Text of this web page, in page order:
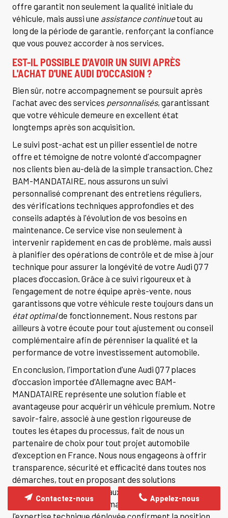
offre garantit non seulement la qualité initiale du
véhicule, mais aussi une assistance continuetout au
long de la période de garantie, renforçant la confiance
que vous pouvez accorder à nos services.
EST-IL POSSIBLE D'AVOIR UN SUIVI APRÈS
L'ACHAT D'UNE AUDI D'OCCASION ?
Bien sûr, notre accompagnement se poursuit après
l'achat avec des services personnalisés, garantissant
que votre véhicule demeure en excellent état
longtemps après son acquisition.
Le suivi post-achat est un pilier essentiel de notre
offre et témoigne de notre volonté d'accompagner
nos clients bien au-delà de la simple transaction. Chez
BAM-MANDATAIRE, nous assurons un suivi
personnalisé comprenant des entretiens réguliers,
des vérifications techniques approfondies et des
conseils adaptés à l'évolution de vos besoins en
maintenance. Ce service vise non seulement à
intervenir rapidement en cas de problème, mais aussi
à planifier des opérations de contrôle et de mise à jour
technique pour assurer la longévité de votre Audi Q7 7
places d'occasion. Grâce à ce suivi rigoureux et à
l'engagement de notre équipe après-vente, nous
garantissons que votre véhicule reste toujours dans un
état optimalde fonctionnement. Nous restons par
ailleurs à votre écoute pour tout ajustement ou conseil
complémentaire afin de pérenniser la qualité et la
performance de votre investissement automobile.
En conclusion, l'importation d'une Audi Q7 7 places
d'occasion importée d'Allemagne avec BAM-
MANDATAIRE représente une solution fiable et
avantageuse pour acquérir un véhicule premium. Notre
savoir-faire, associé à une gestion rigoureuse de
toutes les étapes du processus, fait de nous un
partenaire de choix pour tout projet automobile
d'exception en France. Nous nous engageons à offrir
transparence, sécurité et efficacité dans toutes nos
démarches, tout en proposant des solutions
personnalisées adaptées aux besoins de chacun. La
qualité de nos services, la maîtrise des coûts et
l'expertise technique déployée confirment la position
Appelez-nous
Contactez-nous